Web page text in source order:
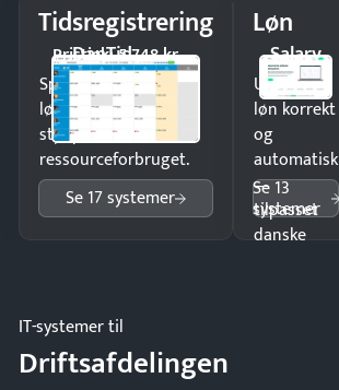
Tidsregistrering
DanTid
Pristjek: 5.748 kr
Spar tid på
lønberegning og få
styr på
ressourceforbruget.
Se 17 systemer
Løn
Salary
Udbetal
løn korrekt
og
automatisk
—
tilpasset
danske
Se 13
systemer
IT-systemer til
Driftsafdelingen